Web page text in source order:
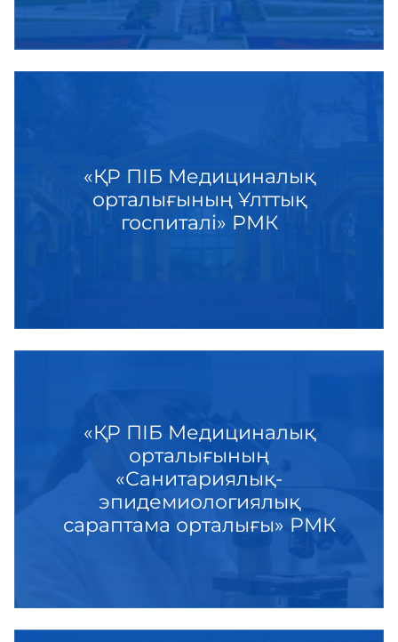
«ҚР ПІБ Медициналық
орталығының Ұлттық
госпиталі» РМК
«ҚР ПІБ Медициналық
орталығының
«Санитариялық-
эпидемиологиялық
сараптама орталығы» РМК